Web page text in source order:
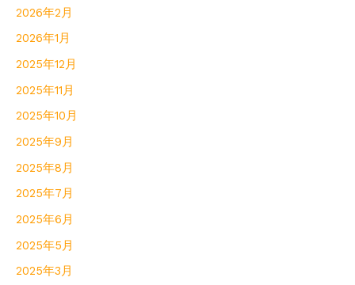
2026年2月
2026年1月
2025年12月
2025年11月
2025年10月
2025年9月
2025年8月
2025年7月
2025年6月
2025年5月
2025年3月